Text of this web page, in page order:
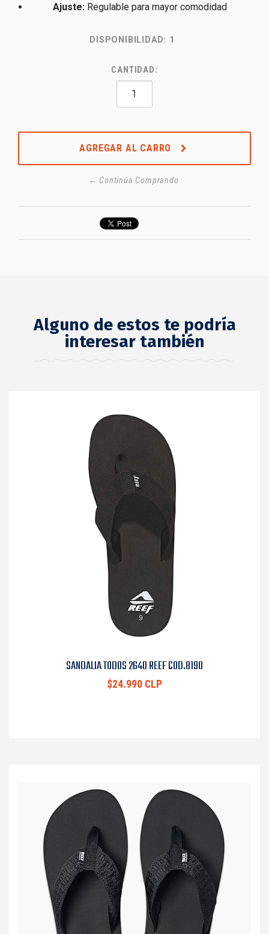
Ajuste:Regulable para mayor comodidad
DISPONIBILIDAD: 1
CANTIDAD:
AGREGAR AL CARRO
← Continúa Comprando
Alguno de estos te podría
interesar también
SANDALIA TODOS 2640 REEF COD.8190
$24.990 CLP